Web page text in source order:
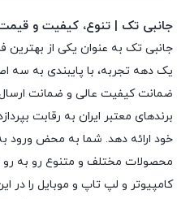
جانبی تک | تنوع، کیفیت و
جانبی تک به عنوان یکی از بهترین
یک دهه تجربه، با پایبندی به سه
ضمانت کیفیت عالی و ضمانت ارسال
برندهای معتبر ایران به رقابت
خود ارائه دهد. شما به محض ورود
محصولات مختلف و متنوع رو به رو
کامپیوتر و لپ تاپ و موبایل را در